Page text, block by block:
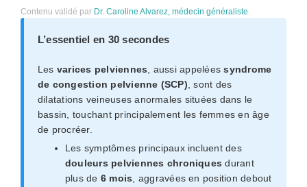
Contenu validé par Dr. Caroline Alvarez, médecin généraliste.
L’essentiel en 30 secondes
Les varices pelviennes , aussi appeléessyndrome
de congestion pelvienne (SCP) , sont des
dilatations veineuses anormales situées dans le
bassin, touchant principalement les femmes en âge
de procréer.
Les symptômes principaux incluent des
douleurs pelviennes chroniques durant
plus de 6 mois , aggravées en position debout